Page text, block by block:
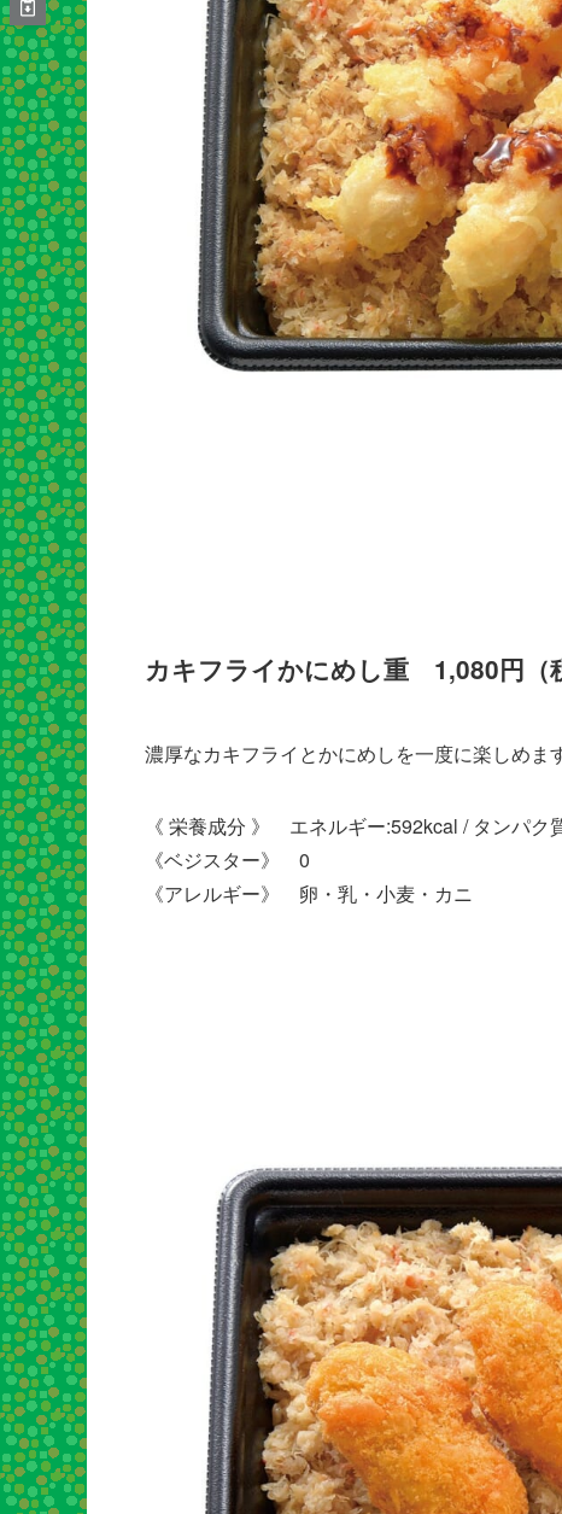
カキフライかにめし重 1,080円（
濃厚なカキフライとかにめしを一度に楽しめます
《 栄養成分 》 エネルギー:592kcal / タンパク
《ベジスター》 0
《アレルギー》 卵・乳・小麦・カニ